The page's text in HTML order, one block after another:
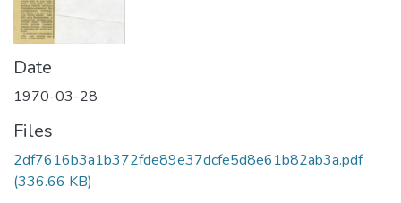
Date
1970-03-28
Files
2df7616b3a1b372fde89e37dcfe5d8e61b82ab3a.pdf
(336.66 KB)